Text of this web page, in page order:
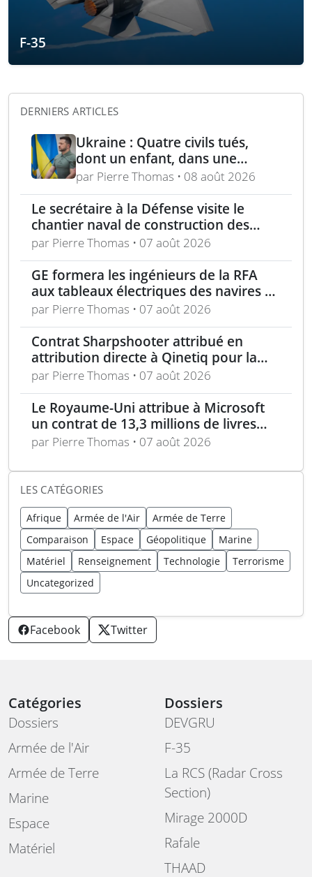
F-35
DERNIERS ARTICLES
Ukraine : Quatre civils tués,
dont un enfant, dans une
attaque russe par missile
balistique sur Kiev – Deux
raffineries russes visées par
l’Ukraine
par Pierre Thomas • 08 août 2026
Le secrétaire à la Défense visite le
chantier naval de construction des
frégates Type 31 à Rosyth
par Pierre Thomas • 07 août 2026
GE formera les ingénieurs de la RFA
aux tableaux électriques des navires de
la classe Tide
par Pierre Thomas • 07 août 2026
Contrat Sharpshooter attribué en
attribution directe à Qinetiq pour la
période 2026-2028
par Pierre Thomas • 07 août 2026
Le Royaume-Uni attribue à Microsoft
un contrat de 13,3 millions de livres
pour l’analyse des menaces
par Pierre Thomas • 07 août 2026
LES CATÉGORIES
Afrique Armée de l'Air
Armée de Terre
Comparaison
Espace Géopolitique
Marine
Matériel
Renseignement Technologie
Terrorisme
Uncategorized
Facebook Twitter
Catégories
Dossiers
Armée de l'Air
Armée de Terre
Marine
Espace
Matériel
Dossiers
DEVGRU
F-35
La RCS (Radar Cross
Section)
Mirage 2000D
Rafale
THAAD